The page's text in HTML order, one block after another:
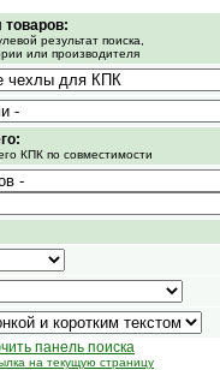
результат поиска,
или производителя
КПК по совместимости
панель поиска
на текущую страницу